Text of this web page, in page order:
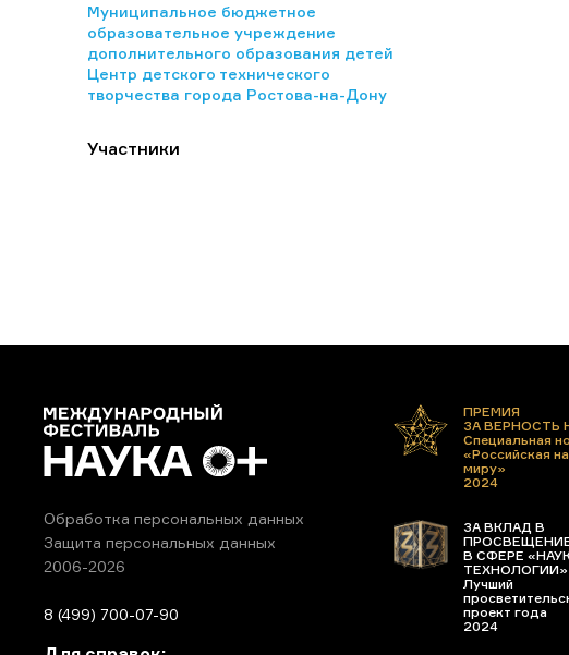
Муниципальное бюджетное
образовательное учреждение
дополнительного образования детей
Центр детского технического
творчества города Ростова-на-Дону
Участники
Обработка персональных данных
Защита персональных данных
2006-2026
8 (499) 700-07-90
ПРЕМИЯ
ЗА ВЕРНОСТЬ
Специальная
«Российская
миру»
2024
ЗА ВКЛАД В
В СФЕРЕ
ТЕХНОЛОГИИ»
Лучший
проект года
2024